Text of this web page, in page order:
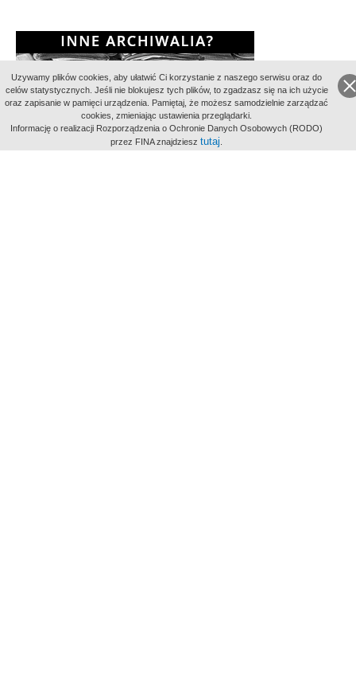
Uzywamy plików cookies, aby ułatwić Ci korzystanie z naszego serwisu oraz do
celów statystycznych. Jeśli nie blokujesz tych plików, to zgadzasz się na ich użycie
oraz zapisanie w pamięci urządzenia. Pamiętaj, że możesz samodzielnie zarządzać
cookies, zmieniając ustawienia przeglądarki.
Informację o realizacji Rozporządzenia o Ochronie Danych Osobowych (RODO)
przez FINA znajdziesz tutaj